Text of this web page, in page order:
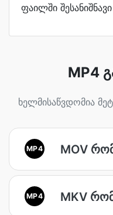
ფაილში
MP4
ხელმისაწვდომია
MP4 MOV
MP4 MKV